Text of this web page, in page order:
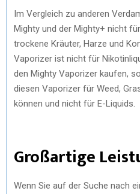
Im Vergleich zu anderen
Mighty und der Mighty+ nicht
trockene Kräuter, Harze und
Vaporizer ist nicht für
den Mighty Vaporizer kaufen,
diesen Vaporizer für Weed,
können und nicht für E-Liquids.
Großartige
Wenn Sie auf der Suche nach